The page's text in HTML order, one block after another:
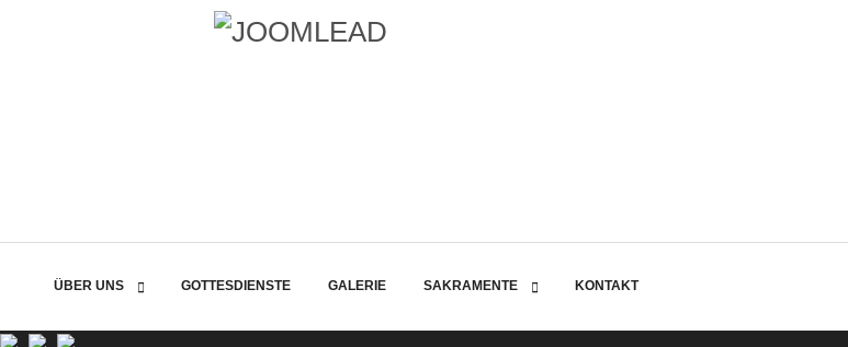
ÜBER UNS GOTTESDIENSTE GALERIE SAKRAMENTE KONTAKT